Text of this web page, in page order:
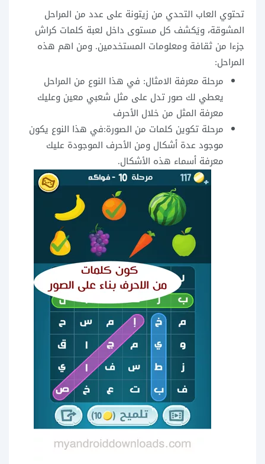
تحتوي العاب التحدي من زيتونة على عدد من المراحل
المشوقة، ويَكشف كل مستوى داخل لعبة كلمات كراش
جزءا من ثقافة ومعلومات المستخدمين. ومن اهم هذه
المراحل:
مرحلة معرفة الامثال: في هذا النوع من المراحل
يعطي لك صور تدل على مثل شعبي معين وعليك
معرفة المثل من خلال الأحرف
مرحلة تكوين كلمات من الصورة:في هذا النوع يكون
موجود عدة أشكال ومن الأحرف الموجودة عليك
معرفة أسماء هذه الأشكال.